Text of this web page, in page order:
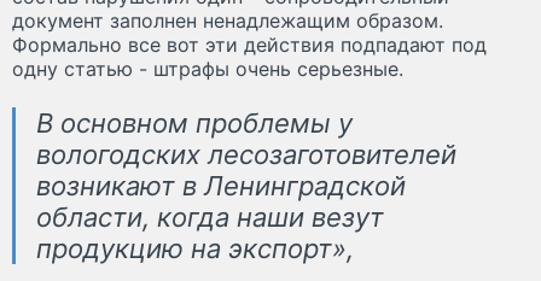
документ заполнен ненадлежащим образом.
Формально все вот эти действия подпадают под
одну статью - штрафы очень серьезные.
В основном проблемы у
вологодских лесозаготовителей
возникают в Ленинградской
области, когда наши везут
продукцию на экспорт»,